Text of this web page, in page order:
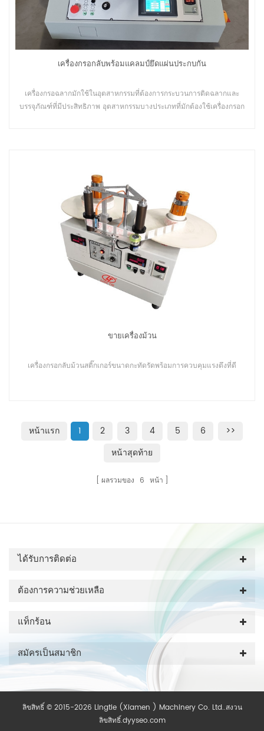
เครื่องกรอกลับพร้อมแคลมป์ยึดแผ่นประกบกัน
เครื่องกรอฉลากมักใช้ในอุตสาหกรรมที่ต้องการกระบวนการติดฉลากและ
บรรจุภัณฑ์ที่มีประสิทธิภาพ อุตสาหกรรมบางประเภทที่มักต้องใช้เครื่องกรอก
ขายเครื่องม้วน
เครื่องกรอกลับม้วนสติ๊กเกอร์ขนาดกะทัดรัดพร้อมการควบคุมแรงตึงที่ดี
หน้าแรก 1 2 3 4 5 6
>>
หน้าสุดท้าย
ผลรวมของ 6 หน้า
ได้รับการติดต่อ
ต้องการความช่วยเหลือ
แท็กร้อน
สมัครเป็นสมาชิก
ลิขสิทธิ์ © 2015-2026 Lingtie (Xiamen ) Machinery Co. Ltd..สงวน
ลิขสิทธิ์.dyyseo.com